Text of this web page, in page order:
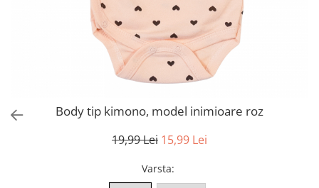
Body tip kimono, model inimioare roz
19,99 Lei 15,99 Lei
Varsta: